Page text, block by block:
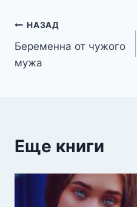
Навигация
по
НАЗАД
Беременна от чужого
мужа
Еще книги